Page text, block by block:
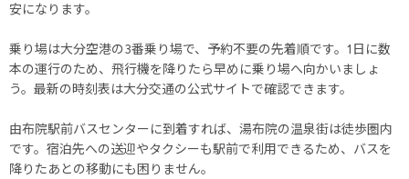
安になります。
乗り場は大分空港の3番乗り場で、予約不要の先着順です。1日に数
本の運行のため、飛行機を降りたら早めに乗り場へ向かいましょ
う。最新の時刻表は大分交通の公式サイトで確認できます。
由布院駅前バスセンターに到着すれば、湯布院の温泉街は徒歩圏内
です。宿泊先への送迎やタクシーも駅前で利用できるため、バスを
降りたあとの移動にも困りません。